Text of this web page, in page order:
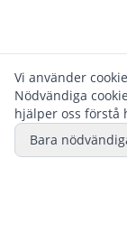
Vi använder
Nödvändiga
hjälper oss förstå
Bara